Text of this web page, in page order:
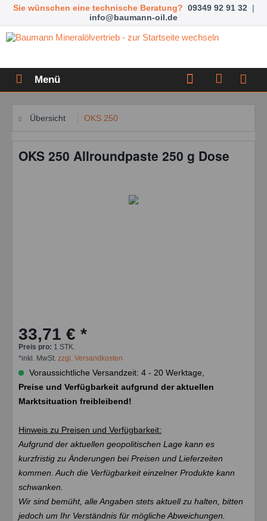
Sie wünschen eine technische Beratung? 09349 92 91 32 |
info@baumann-oil.de
Menü
Übersicht OKS 250
OKS 250 Allroundpaste 250 g Dose
33,71 € *
Preis pro: 1 STK.
*inkl. MwSt. zzgl. Versandkosten
Voraussichtliche Versandzeit: 4 - 20 Werktage,
Preise und Verfügbarkeit aufgrund der aktuellen
Marktsituation freibleibend!
Hinweis zu Preisen und Verfügbarkeit:
Aufgrund der aktuellen geopolitischen Lage kann es
kurzfristig zu Änderungen bei Preisen und Lieferzeiten
kommen. Auch die Verfügbarkeit einzelner Produkte kann
schwanken.
Wir sind bemüht, alle Angaben stets aktuell zu halten, bitten
jedoch um Ihr Verständnis für mögliche Abweichungen.